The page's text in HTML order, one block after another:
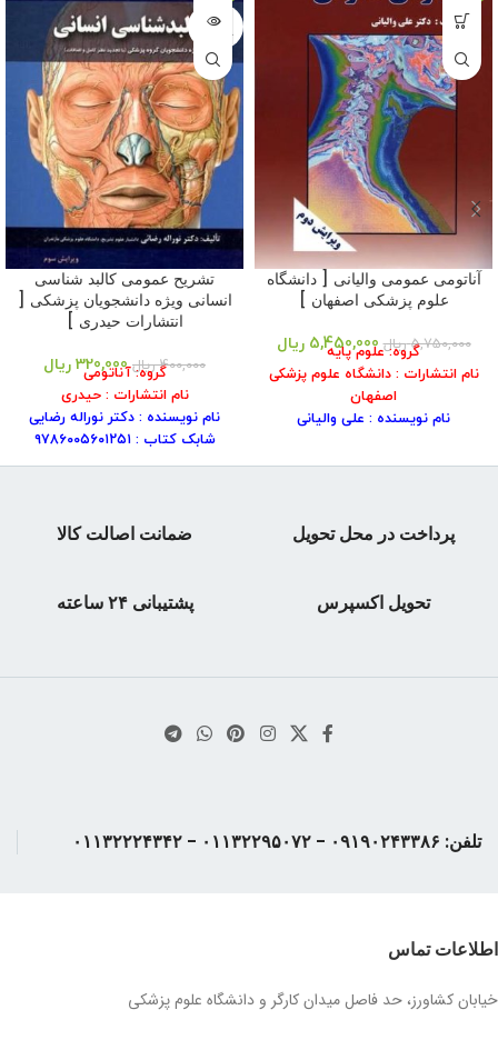
آناتومی عمومی والیانی [ دانشگاه
علوم پزشکی اصفهان ]
5,750,000 ریال 5,450,000 ریال
گروه: علوم پایه
نام انتشارات : دانشگاه علوم پزشکی
اصفهان
نام نویسنده : علی والیانی
نوبت چاپ: اول
قطع : وزیری
اتمام م
تشریح عمومی کالبد شناسی
انسانی ویژه دانشجویان پزشکی [
انتشارات حیدری ]
400,000 ریال 320,000 ریال
گروه: آناتومی
نام انتشارات : حیدری
نام نویسنده : دکتر نوراله رضایی
شابک کتاب : ۹۷۸۶۰۰۵۶۰۱۲۵۱
سال انتشار : ۱۳۹۴
قطع :وزیری
ضمانت اصالت کالا پرداخت در محل تحویل
پشتیبانی ۲۴ ساعته تحویل اکسپرس
تلفن: ۰۹۱۹۰۲۴۳۳۸۶ - ۰۱۱۳۲۲۹۵۰۷۲ - ۰۱۱۳۲۲۲۴۳۴۲
اطلاعات تماس
خیابان کشاورز، حد فاصل میدان کارگر و دانشگاه علوم پزشکی